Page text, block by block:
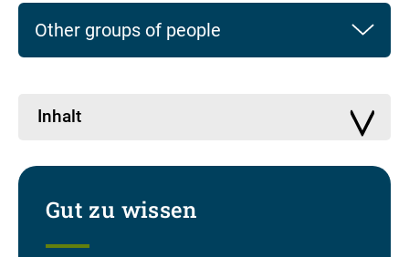
Other groups of people
Inhalt
Gut zu wissen